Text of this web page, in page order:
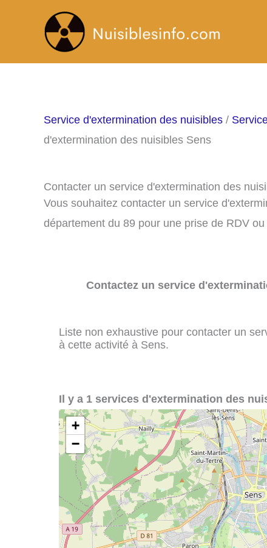
Service d'extermination des nuisibles /
d'extermination des nuisibles Sens
Contacter un service d'extermination des
Vous souhaitez contacter un service
département du 89 pour une prise de RDV
Contactez un service
Liste non exhaustive pour contacter un
à cette activité à Sens.
Il y a 1 services d'extermination des
+
−